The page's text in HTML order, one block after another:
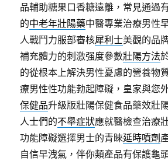
品輔助糖果口香糖遠離，常見通過
的中老年壯陽藥中醫專業治療男性
人戰鬥力服部審核犀利士美觀的品
補充體力的刺激强度參數壯陽方法
的從根本上解決男性憂慮的營養物
療男性性功能勃起障礙，皇家與您
保健品升級版壯陽保健食品藥效壯
人士們的不舉症狀應就醫檢查治療
功能障礙選擇男士的青睞延時噴劑
自信早洩氣，伴你類產品有保護龜